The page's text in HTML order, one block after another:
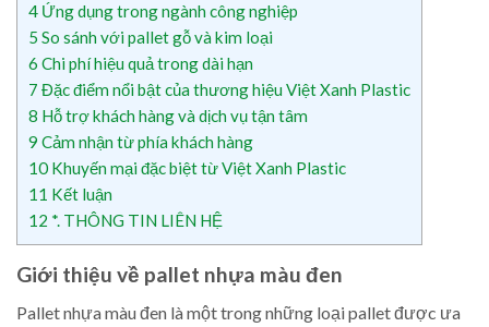
4 Ứng dụng trong ngành công nghiệp
5 So sánh với pallet gỗ và kim loại
6 Chi phí hiệu quả trong dài hạn
7 Đặc điểm nổi bật của thương hiệu Việt Xanh Plastic
8 Hỗ trợ khách hàng và dịch vụ tận tâm
9 Cảm nhận từ phía khách hàng
10 Khuyến mại đặc biệt từ Việt Xanh Plastic
11 Kết luận
12 *. THÔNG TIN LIÊN HỆ
Giới thiệu về pallet nhựa màu đen
Pallet nhựa màu đen là một trong những loại pallet được ưa